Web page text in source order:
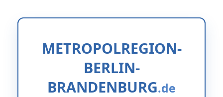
METROPOLREGION-
BERLIN-
BRANDENBURG